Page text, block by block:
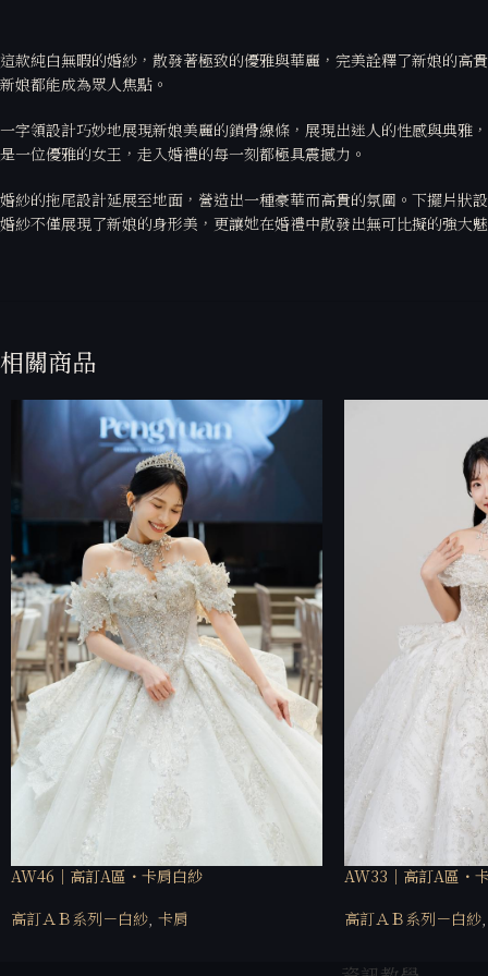
這款純白無暇的婚紗，散發著極致的優雅與華麗，完美詮釋了新娘的
新娘都能成為眾人焦點。
一字領設計巧妙地展現新娘美麗的鎖骨線條，展現出迷人的性感與典雅
是一位優雅的女王，走入婚禮的每一刻都極具震撼力。
婚紗的拖尾設計延展至地面，營造出一種豪華而高貴的氛圍。下擺片狀
婚紗不僅展現了新娘的身形美，更讓她在婚禮中散發出無可比擬的強大
相關商品
AW46｜高訂A區・卡肩白紗
高訂ＡＢ系列－白紗, 卡肩
AW33｜高訂A區・
高訂ＡＢ系列－白紗,